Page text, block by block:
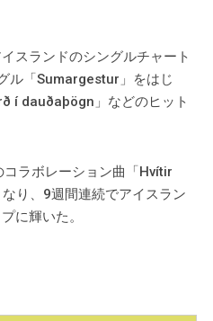
スランドのシングルチャート
ル「Sumargestur」をはじ
í dauðaþögn」などのヒット
ラボレーション曲「Hvítir
り、9週間連続でアイスラン
に輝いた。